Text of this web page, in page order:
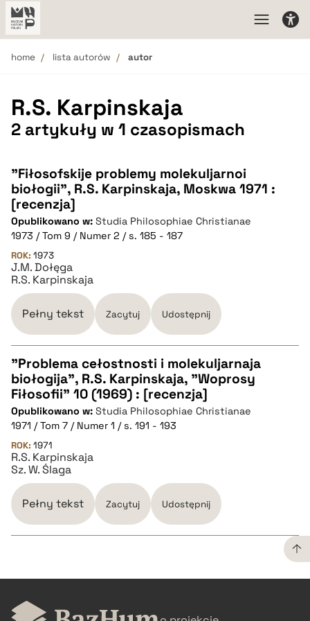
home lista autorów autor
R.S. Karpinskaja
2 artykuły w 1 czasopismach
"Fiłosofskije problemy molekuljarnoi
biołogii", R.S. Karpinskaja, Moskwa 1971 :
[recenzja]
Opublikowano w: Studia Philosophiae Christianae
1973 / Tom 9 / Numer 2 / s. 185 - 187
ROK: 1973
J.M. Dołęga
R.S. Karpinskaja
Pełny tekst Zacytuj Udostępnij
CZYSTY TEKST
pobierz cytat
BIBTEX
pobierz cytat
"Problema cełostnosti i molekuljarnaja
biołogija", R.S. Karpinskaja, "Woprosy
Fiłosofii" 10 (1969) : [recenzja]
Opublikowano w: Studia Philosophiae Christianae
1971 / Tom 7 / Numer 1 / s. 191 - 193
ROK: 1971
R.S. Karpinskaja
Sz. W. Ślaga
Pełny tekst Zacytuj Udostępnij
CZYSTY TEKST